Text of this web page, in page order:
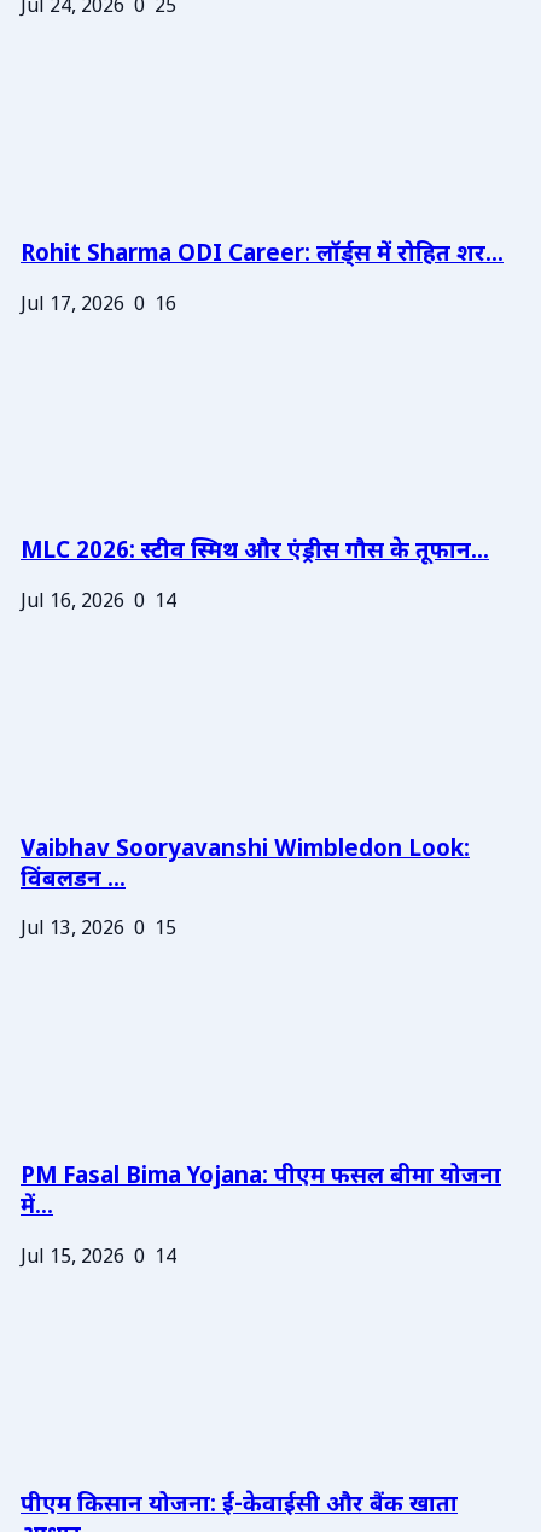
Jul 24, 2026 0 25
Rohit Sharma ODI Career: लॉर्ड्स में रोहित शर...
Jul 17, 2026 0 16
MLC 2026: स्टीव स्मिथ और एंड्रीस गौस के तूफान...
Jul 16, 2026 0 14
Vaibhav Sooryavanshi Wimbledon Look:
विंबलडन ...
Jul 13, 2026 0 15
PM Fasal Bima Yojana: पीएम फसल बीमा योजना
में...
Jul 15, 2026 0 14
पीएम किसान योजना: ई-केवाईसी और बैंक खाता